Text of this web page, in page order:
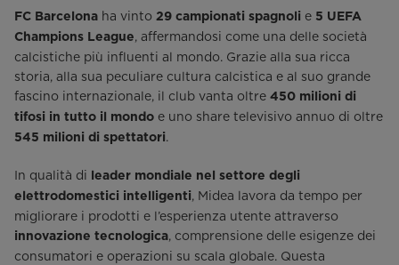
FC Barcelona ha vinto 29 campionati spagnoli e 5 UEFA
Champions League, affermandosi come una delle società
calcistiche più influenti al mondo. Grazie alla sua ricca
storia, alla sua peculiare cultura calcistica e al suo grande
fascino internazionale, il club vanta oltre 450 milioni di
tifosi in tutto il mondo e uno share televisivo annuo di oltre
545 milioni di spettatori.
In qualità di
leader mondiale nel settore degli
elettrodomestici intelligenti, Midea lavora da tempo per
migliorare i prodotti e l’esperienza utente attraverso
innovazione tecnologica, comprensione delle esigenze dei
consumatori e operazioni su scala globale. Questa